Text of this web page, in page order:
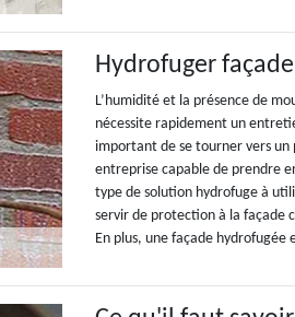
Hydrofuger
L’humidité et la présence de
nécessite rapidement un
important de se tourner vers un
entreprise capable de prendre
type de solution hydrofuge à
servir de protection à la façade
En plus, une façade